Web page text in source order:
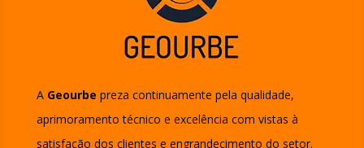
A Geourbe preza continuamente pela qualidade,
aprimoramento técnico e excelência com vistas à
satisfação dos clientes e engrandecimento do setor.